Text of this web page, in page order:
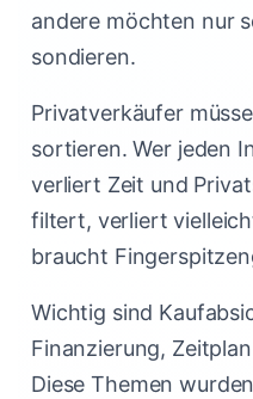
andere möchten nur
sondieren.
Privatverkäufer
sortieren. Wer jeden
verliert Zeit und
filtert, verliert
braucht
Wichtig sind
Finanzierung,
Diese Themen